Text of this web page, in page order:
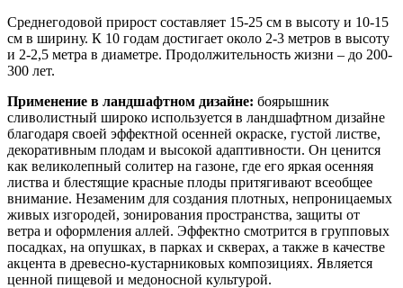
Среднегодовой прирост составляет 15-25 см в высоту и 10-15
см в ширину. К 10 годам достигает около 2-3 метров в высоту
и 2-2,5 метра в диаметре. Продолжительность жизни – до 200-
300 лет.
Применение в ландшафтном дизайне: боярышник
сливолистный широко используется в ландшафтном дизайне
благодаря своей эффектной осенней окраске, густой листве,
декоративным плодам и высокой адаптивности. Он ценится
как великолепный солитер на газоне, где его яркая осенняя
листва и блестящие красные плоды притягивают всеобщее
внимание. Незаменим для создания плотных, непроницаемых
живых изгородей, зонирования пространства, защиты от
ветра и оформления аллей. Эффектно смотрится в групповых
посадках, на опушках, в парках и скверах, а также в качестве
акцента в древесно-кустарниковых композициях. Является
ценной пищевой и медоносной культурой.